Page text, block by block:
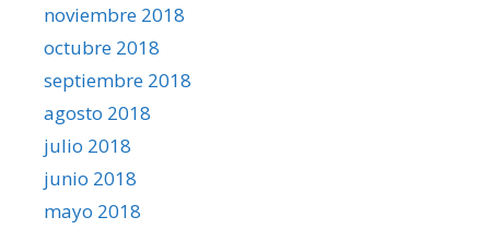
noviembre 2018
octubre 2018
septiembre 2018
agosto 2018
julio 2018
junio 2018
mayo 2018